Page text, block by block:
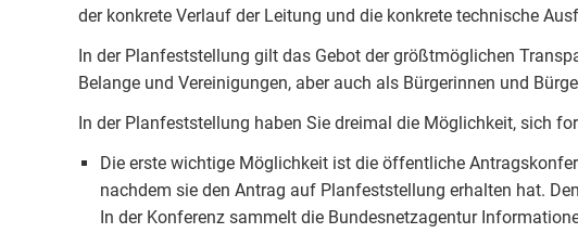
der konkrete Verlauf der Leitung und die konkrete technische
In der Planfeststellung gilt das Gebot der größtmöglichen
Belange und Vereinigungen, aber auch als Bürgerinnen und
In der Planfeststellung haben Sie dreimal die Möglichkeit, sich
Die erste wichtige Möglichkeit ist die öffentliche
nachdem sie den Antrag auf Planfeststellung erhalten hat.
In der Konferenz sammelt die Bundesnetzagentur